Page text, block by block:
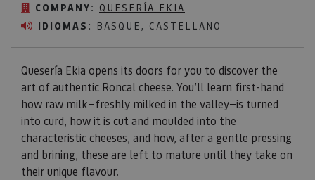
COMPANY: QUESERÍA EKIA
IDIOMAS: BASQUE, CASTELLANO
Quesería Ekia opens its doors for you to discover the
art of authentic Roncal cheese. You’ll learn first-hand
how raw milk—freshly milked in the valley—is turned
into curd, how it is cut and moulded into the
characteristic cheeses, and how, after a gentle pressing
and brining, these are left to mature until they take on
their unique flavour.